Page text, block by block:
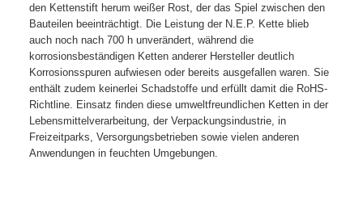
den Kettenstift herum weißer Rost, der das Spiel zwischen den
Bauteilen beeinträchtigt. Die Leistung der N.E.P. Kette blieb
auch noch nach 700 h unverändert, während die
korrosionsbeständigen Ketten anderer Hersteller deutlich
Korrosionsspuren aufwiesen oder bereits ausgefallen waren. Sie
enthält zudem keinerlei Schadstoffe und erfüllt damit die RoHS-
Richtline. Einsatz finden diese umweltfreundlichen Ketten in der
Lebensmittelverarbeitung, der Verpackungsindustrie, in
Freizeitparks, Versorgungsbetrieben sowie vielen anderen
Anwendungen in feuchten Umgebungen.